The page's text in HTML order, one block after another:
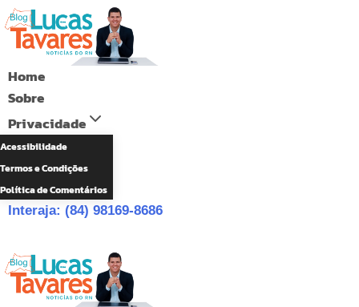
Pular
para
Conteúdo
Home
Sobre
Privacidade
Acessibilidade
Termos e Condições
Política de Comentários
Interaja: (84) 98169-8686